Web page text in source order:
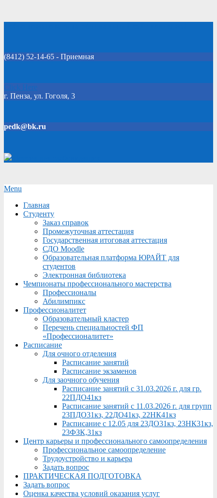
(8412) 52-14-65 - Приемная
Click Here
г. Пенза, ул. Гоголя, 3
pedk@bk.ru
Secondary
Menu
Menu
Главная
Студенту
Заказ справок
Промежуточная аттестация
Государственная итоговая аттестация
СДО Moodle
Образовательная платформа ЮРАЙТ для
студентов
Электронная библиотека
Чемпионаты профессионального мастерства
Профессионалы
Абилимпикс
Профессионалитет
Образовательный кластер
Перечень специальностей ФП
«Профессионалитет»
Расписание
Для очного отделения
Расписание занятий
Расписание экзаменов
Для заочного обучения
Расписание занятий с 31.03.2026 г. для гр.
22ПДО41кз
Расписание занятий с 11.03.2026 г. для групп
23ПДО31кз, 22ДО41кз, 22НК41кз
Расписание с 12.05 для 23ДО31кз, 23НК31кз,
23ФЗК,31кз
Центр карьеры и профессионального самоопределения
Профессиональное самоопределение
Трудоустройство и карьера
Задать вопрос
ПРАКТИЧЕСКАЯ ПОДГОТОВКА
Задать вопрос
Оценка качества условий оказания услуг